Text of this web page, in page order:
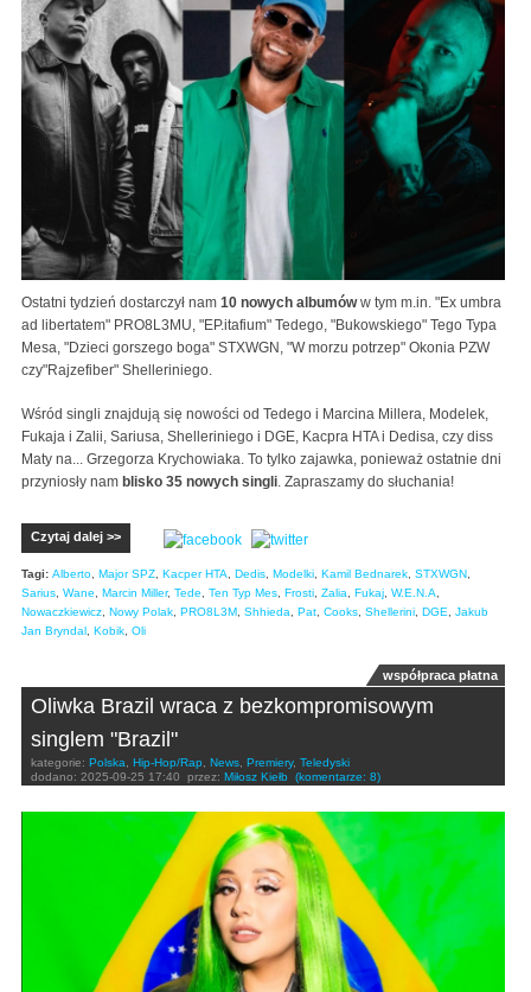
Ostatni tydzień dostarczył nam 10 nowych albumóww tym m.in. "Ex umbra
ad libertatem" PRO8L3MU, "EP.itafium" Tedego, "Bukowskiego" Tego Typa
Mesa, "Dzieci gorszego boga" STXWGN, "W morzu potrzep" Okonia PZW
czy"Rajzefiber" Shelleriniego.
Wśród singli znajdują się nowości od Tedego i Marcina Millera, Modelek,
Fukaja i Zalii, Sariusa, Shelleriniego i DGE, Kacpra HTA i Dedisa, czy diss
Maty na... Grzegorza Krychowiaka. To tylko zajawka, ponieważ ostatnie dni
przyniosły nam blisko 35 nowych singli. Zapraszamy do słuchania!
Czytaj dalej >>
Tagi: Alberto Major SPZ Kacper HTA Dedis Modelki Kamil Bednarek STXWGN
Sarius Wane Marcin Miller, Tede Ten Typ Mes Frosti Zalia Fukaj W.E.N.A
Nowaczkiewicz Nowy Polak PRO8L3M Shhieda Pat Cooks Shellerini DGE
Jakub
Jan Bryndal Kobik Oli
współpraca płatna
Oliwka Brazil wraca z bezkompromisowym
singlem "Brazil"
kategorie: Polska Hip-Hop/Rap News Premiery, Teledyski
dodano: 2025-09-25 17:40 przez: Miłosz Kiełb (komentarze: 8)